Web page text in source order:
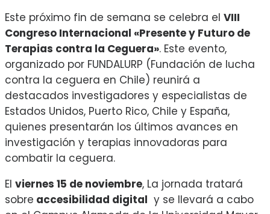
Este próximo fin de semana se celebra el VIII
Congreso Internacional «Presente y Futuro de
Terapias contra la Ceguera». Este evento,
organizado por FUNDALURP (Fundación de lucha
contra la ceguera en Chile) reunirá a
destacados investigadores y especialistas de
Estados Unidos, Puerto Rico, Chile y España,
quienes presentarán los últimos avances en
investigación y terapias innovadoras para
combatir la ceguera.
El viernes 15 de noviembre, La jornada tratará
sobre accesibilidad digital y se llevará a cabo